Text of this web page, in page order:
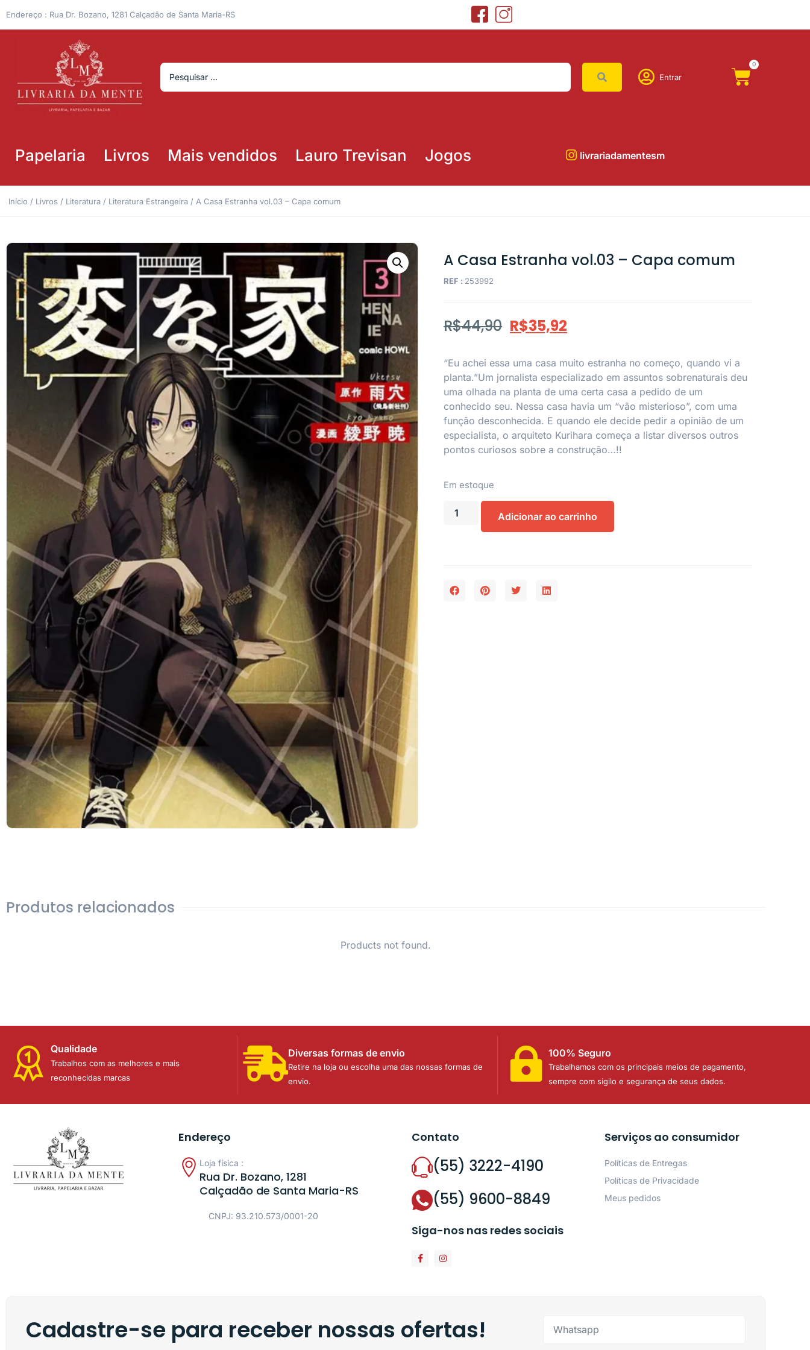
Endereço : Rua Dr. Bozano, 1281 Calçadão de Santa Maria-RS
Entrar
0
Papelaria Livros Mais vendidos Lauro Trevisan Jogos livrariadamentesm
Início / Livros / Literatura / Literatura Estrangeira / A Casa Estranha vol.03 – Capa comum
A Casa Estranha vol.03 – Capa comum
REF : 253992
R$44,90 R$35,92
“Eu achei essa uma casa muito estranha no começo, quando vi a
planta.”Um jornalista especializado em assuntos sobrenaturais deu
uma olhada na planta de uma certa casa a pedido de um
conhecido seu. Nessa casa havia um “vão misterioso”, com uma
função desconhecida. E quando ele decide pedir a opinião de um
especialista, o arquiteto Kurihara começa a listar diversos outros
pontos curiosos sobre a construção…!!
Em estoque
Adicionar ao carrinho
Produtos relacionados
Products not found.
Qualidade
Trabalhos com as melhores e mais
reconhecidas marcas
Diversas formas de envio
Retire na loja ou escolha uma das nossas formas de
envio.
100% Seguro
Trabalhamos com os principais meios de pagamento,
sempre com sigilo e segurança de seus dados.
Endereço
Loja física :
Rua Dr. Bozano, 1281
Calçadão de Santa Maria-RS
CNPJ: 93.210.573/0001-20
Contato
(55) 3222-4190
(55) 9600-8849
Siga-nos nas redes sociais
Serviços ao consumidor
Políticas de Entregas
Políticas de Privacidade
Meus pedidos
Cadastre-se para receber nossas ofertas!